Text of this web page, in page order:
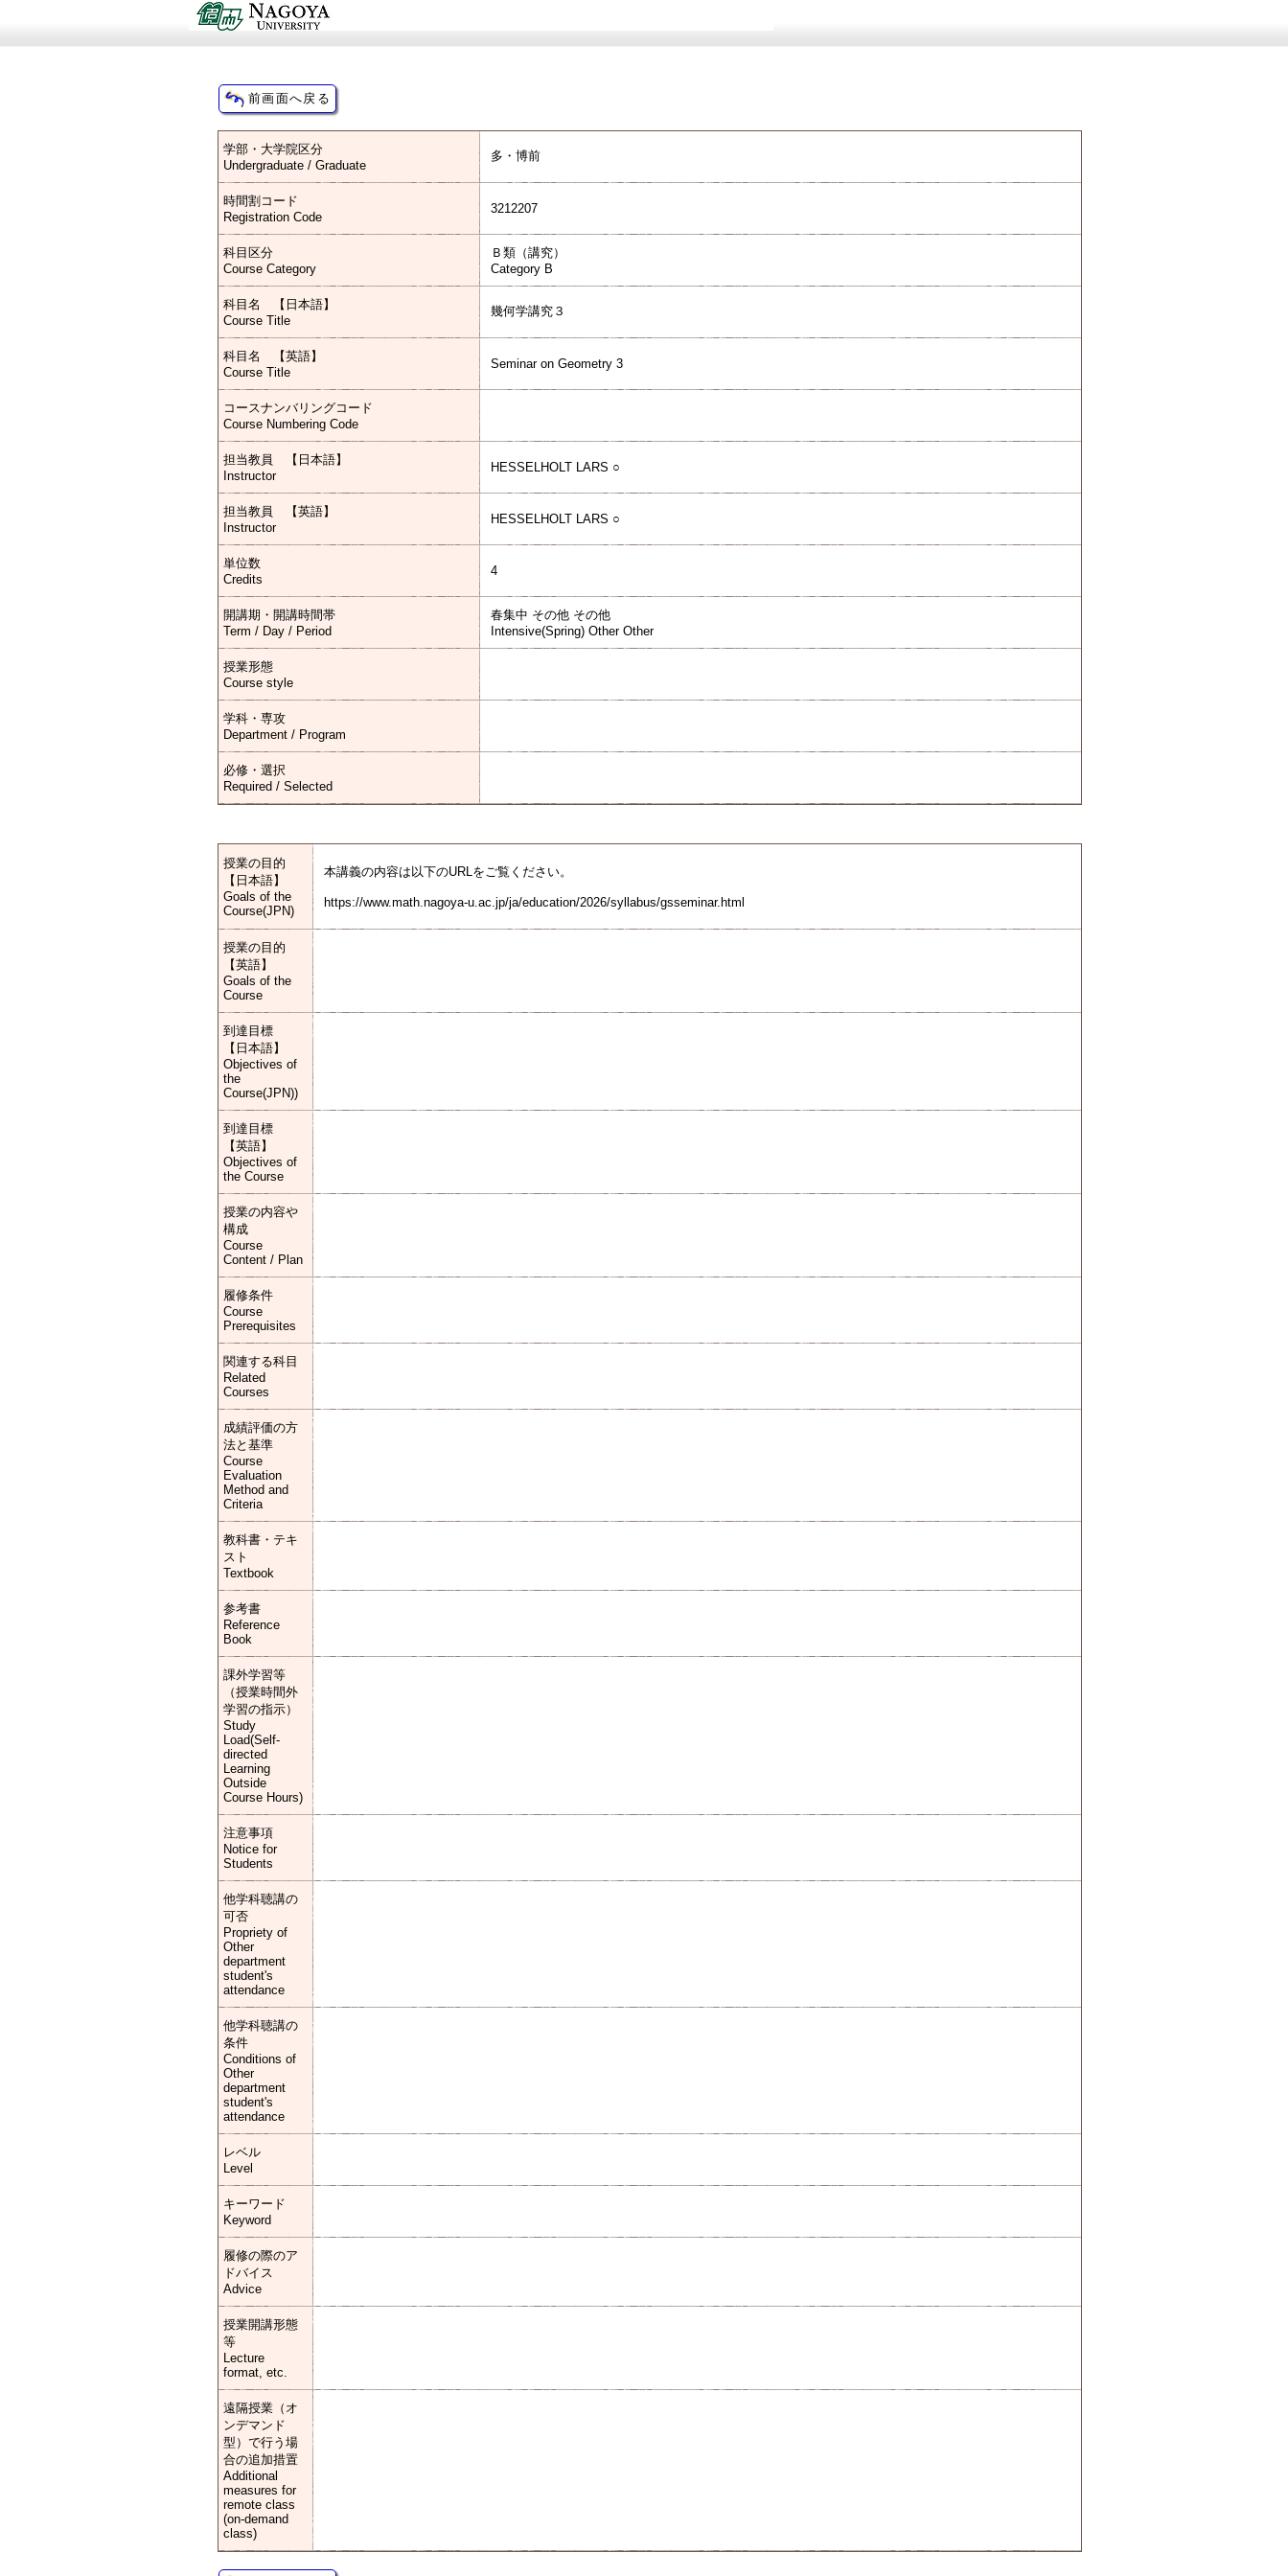
学部・大学院区分
Undergraduate / Graduate
多・博前
時間割コード
Registration Code
3212207
科目区分
Course Category
Ｂ類（講究）
Category B
科目名 【日本語】
Course Title
幾何学講究３
科目名 【英語】
Course Title
Seminar on Geometry 3
コースナンバリングコード
Course Numbering Code
担当教員 【日本語】
Instructor
HESSELHOLT LARS ○
担当教員 【英語】
Instructor
HESSELHOLT LARS ○
単位数
Credits
4
開講期・開講時間帯
Term / Day / Period
春集中 その他 その他
Intensive(Spring) Other Other
授業形態
Course style
学科・専攻
Department / Program
必修・選択
Required / Selected
授業の目的
【日本語】
Goals of the
Course(JPN)
本講義の内容は以下のURLをご覧ください。
https://www.math.nagoya-u.ac.jp/ja/education/2026/syllabus/gsseminar.html
授業の目的
【英語】
Goals of the
Course
到達目標
【日本語】
Objectives of
the
Course(JPN))
到達目標
【英語】
Objectives of
the Course
授業の内容や
構成
Course
Content / Plan
履修条件
Course
Prerequisites
関連する科目
Related
Courses
成績評価の方
法と基準
Course
Evaluation
Method and
Criteria
教科書・テキ
スト
Textbook
参考書
Reference
Book
課外学習等
（授業時間外
学習の指示）
Study
Load(Self-
directed
Learning
Outside
Course Hours)
注意事項
Notice for
Students
他学科聴講の
可否
Propriety of
Other
department
student's
attendance
他学科聴講の
条件
Conditions of
Other
department
student's
attendance
レベル
Level
キーワード
Keyword
履修の際のア
ドバイス
Advice
授業開講形態
等
Lecture
format, etc.
遠隔授業（オ
ンデマンド
型）で行う場
合の追加措置
Additional
measures for
remote class
(on-demand
class)